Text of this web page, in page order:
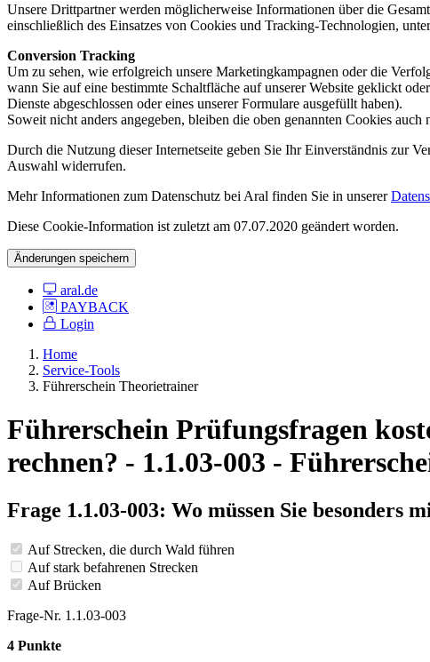
Unsere Drittpartner werden möglicherweise Informationen über die
einschließlich des Einsatzes von Cookies und Tracking-Technologien,
Conversion Tracking
Um zu sehen, wie erfolgreich unsere Marketingkampagnen oder die
wann Sie auf eine bestimmte Schaltfläche auf unserer Website geklickt
Dienste abgeschlossen oder eines unserer Formulare ausgefüllt haben).
Soweit nicht anders angegeben, bleiben die oben genannten Cookies
Durch die Nutzung dieser Internetseite geben Sie Ihr Einverständnis zur
Auswahl widerrufen.
Mehr Informationen zum Datenschutz bei Aral finden Sie in unserer
Diese Cookie-Information ist zuletzt am 07.07.2020 geändert worden.
Änderungen speichern
aral.de
PAYBACK
Login
Home
Service-Tools
Führerschein Theorietrainer
Führerschein Prüfungsfragen
rechnen? - 1.1.03-003 -
Frage 1.1.03-003: Wo müssen Sie besonders
Auf Strecken, die durch Wald führen
Auf stark befahrenen Strecken
Auf Brücken
Frage-Nr. 1.1.03-003
4 Punkte